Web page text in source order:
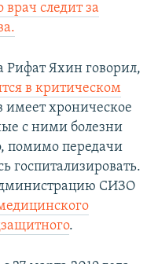
врач следит за
Рифат Яхин говорил,
в критическом
хроническое
с ними болезни
помимо передачи
госпитализировать.
СИЗО
.